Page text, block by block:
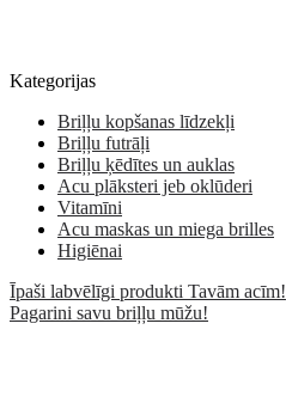
Kategorijas
Briļļu kopšanas līdzekļi
Briļļu futrāļi
Briļļu ķēdītes un auklas
Acu plāksteri jeb oklūderi
Vitamīni
Acu maskas un miega brilles
Higiēnai
Īpaši labvēlīgi produkti Tavām acīm!
Pagarini savu briļļu mūžu!